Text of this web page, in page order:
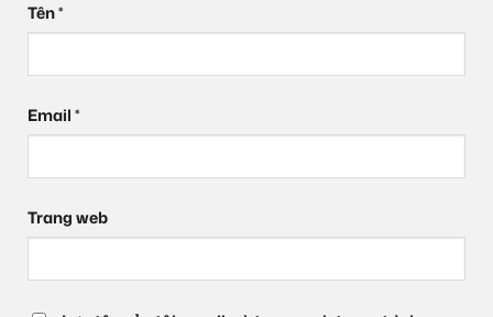
Tên*
Email*
Trang web